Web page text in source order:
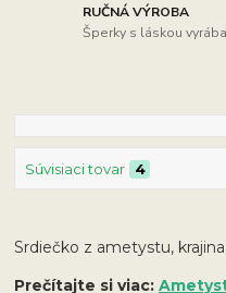
RUČNÁ VÝROBA
Šperky s láskou
Súvisiaci tovar 4
Srdiečko z ametystu,
Prečítajte si viac: